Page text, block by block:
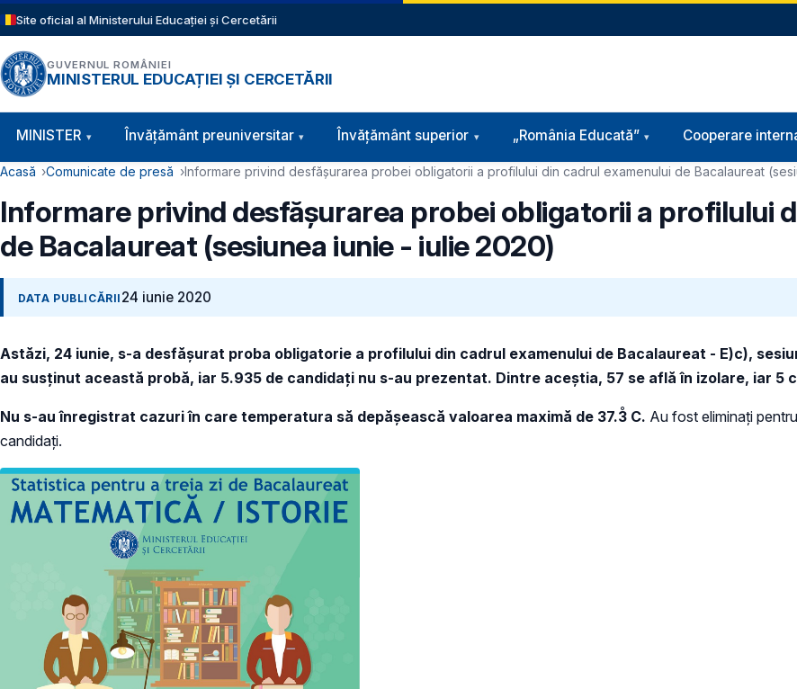
Sari la conținutul principal
Site oficial al Ministerului Educației și Cercetării
GUVERNUL ROMÂNIEI
MINISTERUL EDUCAȚIEI ȘI CERCETĂRII
Navigație principală
MINISTER Învăţământ preuniversitar Învățământ superior „România Educată” Cooperare
Cale de navigare
Acasă Comunicate de presă Informare privind desfășurarea probei obligatorii a profilului din cadrul examenului de Bacalaureat
Informare privind desfășurarea probei obligatorii a profilului
de Bacalaureat (sesiunea iunie - iulie 2020)
DATA PUBLICĂRII 24 iunie 2020
Astăzi, 24 iunie, s-a desfășurat proba obligatorie a profilului din cadrul examenului de Bacalaureat - E)c),
au susținut această probă, iar 5.935 de candidați nu s-au prezentat. Dintre aceștia, 57 se află în izolare, iar
Nu s-au înregistrat cazuri în care temperatura să depășească valoarea maximă de 37.3 C. Au fost eliminați
candidați.